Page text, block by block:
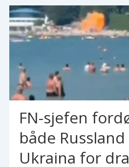
FN-sjefen
både
Ukraina for